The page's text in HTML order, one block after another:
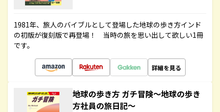
1981年、旅人のバイブルとして登場した地球の歩き方インド
の初版が復刻版で再登場！ 当時の旅を思い出して欲しい1冊
です。
詳細を見る
地球の歩き方 ガチ冒険～地球の歩き
方社員の旅日記～